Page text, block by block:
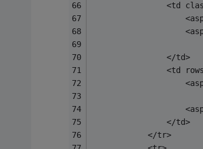
<td
                </td>
<td
                </td>
            </tr>